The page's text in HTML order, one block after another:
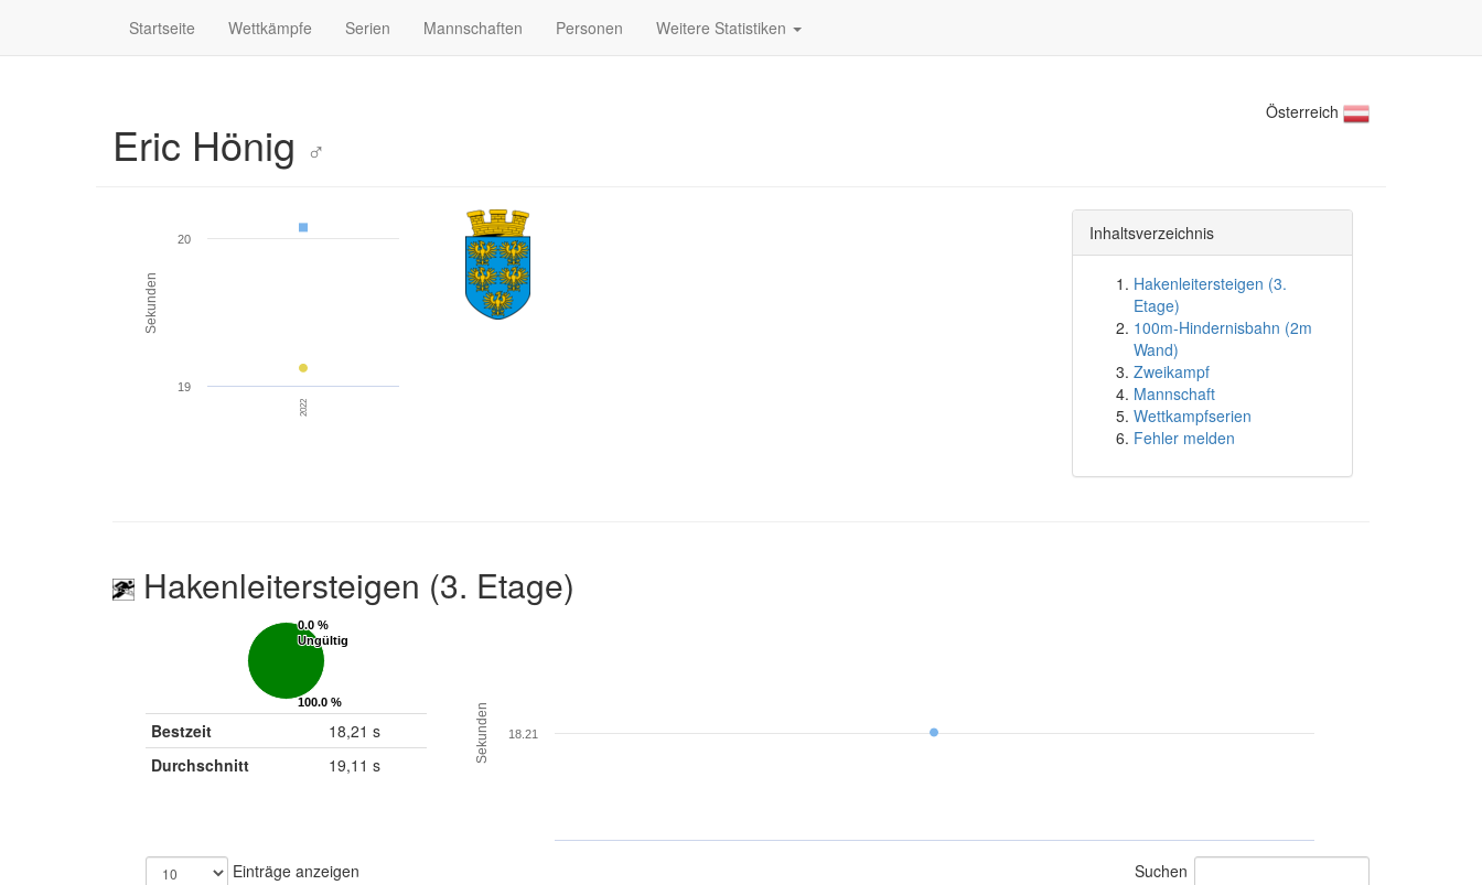
Startseite Wettkämpfe Serien Mannschaften Personen Weitere Statistiken
Österreich
Eric Hönig ♂
Sekunden
2022
19
20 Inhaltsverzeichnis
Hakenleitersteigen (3.
Etage)
100m-Hindernisbahn (2m
Wand)
Zweikampf
Mannschaft
Wettkampfserien
Fehler melden
Hakenleitersteigen (3. Etage)
0.0 %
Ungültig
0.0 %
Ungültig
100.0 %
Gültig
100.0 %
Gültig
Bestzeit
18,21 s
Durchschnitt
19,11 s
Sekunden 18.21
Einträge anzeigen Suchen